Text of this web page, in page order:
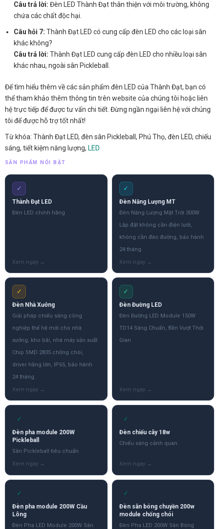
Câu trả lời: Đèn LED Thành Đạt thân thiện với môi trường, không
chứa các chất độc hại.
Câu hỏi 7: Thành Đạt LED có cung cấp đèn LED cho các loại sân
khác không?
Câu trả lời: Thành Đạt LED cung cấp đèn LED cho nhiều loại sân
khác nhau, ngoài sân Pickleball.
Để tìm hiểu thêm về các sản phẩm đèn LED của Thành Đạt, bạn có
thể tham khảo thêm thông tin trên website của chúng tôi hoặc liên
hệ trực tiếp để được tư vấn chi tiết. Đừng ngần ngại liên hệ với chúng
tôi để được hỗ trợ tốt nhất!
Từ khóa: Thành Đạt LED, đèn sân Pickleball, Phú Thọ, đèn LED, chiếu
sáng, tiết kiệm năng lượng, LED
SẢN PHẨM NỔI BẬT
✓
Thành Đạt LED
Đèn LED chính hãng
✓
Đèn Năng Lượng MT
Đèn Năng Lượng Mặt Trời 300W
Lắp đặt không cần điện lưới,
không cần đào đường, bảo hành
24 tháng.
✓
Đèn Nhà Xưởng
Giải pháp chiếu sáng công
nghiệp thế hệ mới cho nhà
xưởng, kho bãi, nhà máy sản xuất.
Chip SMD 2835 chống chói,
driver hãng lớn, IP65, bảo hành
24 tháng.
✓
Đèn Đường LED
Đèn Đường LED Module 150W
TD14 Sáng Chuẩn, Bền Vượt Thời
Gian
✓
Đèn pha module 200W
Pickleball
Sân Pickleball tiêu chuẩn
✓
Đèn chiếu cây 18w
Chiếu sáng cảnh quan
✓
Đèn pha module 200W Cầu
Lông
Đèn Pha LED Module 200W Sân
✓
Đèn sân bóng chuyền 200w
module chống chói
Đèn Pha LED 200W Sân Bóng